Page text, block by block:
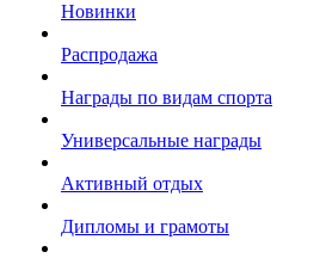
Новинки
Распродажа
Награды по видам спорта
Универсальные награды
Активный отдых
Дипломы и грамоты